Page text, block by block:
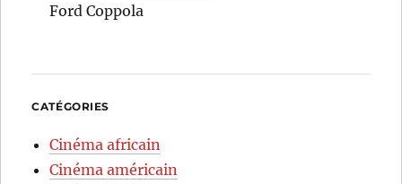
Ford Coppola
CATÉGORIES
Cinéma africain
Cinéma américain